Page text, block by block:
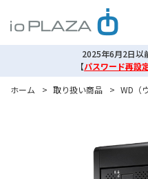
2025年6月2日以
【パスワード再設
ホーム
> 取り扱い商品 > WD（